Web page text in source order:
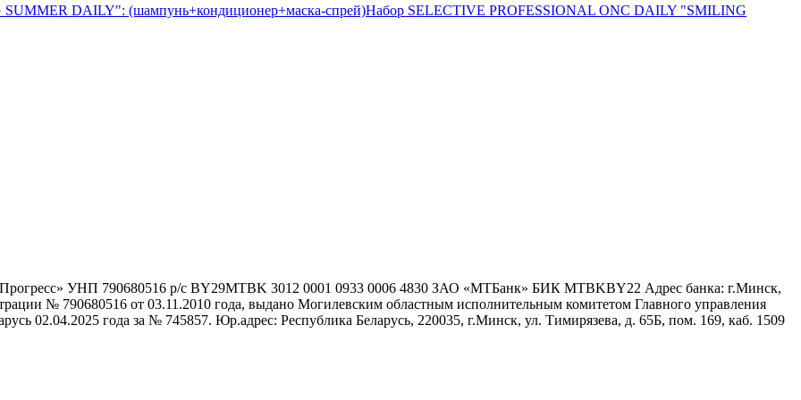
Набор SELECTIVE PROFESSIONAL ONC DAILY "SMILING
УНП 790680516 р/с BY29MTBK 3012 0001 0933 0006 4830 ЗАО «МТБанк» БИК MTBKBY22 Адрес банка: г.Минск,
№ 790680516 от 03.11.2010 года, выдано Могилевским областным исполнительным комитетом Главного управления
02.04.2025 года за № 745857. Юр.адрес: Республика Беларусь, 220035, г.Минск, ул. Тимирязева, д. 65Б, пом. 169, каб. 1509